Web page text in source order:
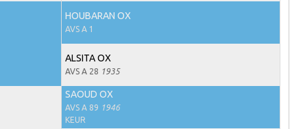
HOUBARAN OX
AVS A 1
ALSITA OX
AVS A 28 1935
SAOUD OX
AVS A 89 1946
KEUR